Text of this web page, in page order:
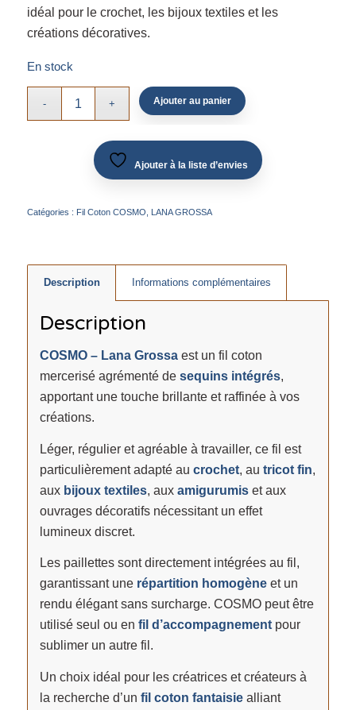
idéal pour le crochet, les bijoux textiles et les
créations décoratives.
En stock
Ajouter au panier
Ajouter à la liste d’envies
Catégories : Fil Coton COSMO, LANA GROSSA
Description Informations complémentaires
Description
COSMO – Lana Grossaest un fil coton
mercerisé agrémenté de sequins intégrés,
apportant une touche brillante et raffinée à vos
créations.
Léger, régulier et agréable à travailler, ce fil est
particulièrement adapté au crochet, au tricot fin,
aux bijoux textiles, aux amigurumiset aux
ouvrages décoratifs nécessitant un effet
lumineux discret.
Les paillettes sont directement intégrées au fil,
garantissant une répartition homogèneet un
rendu élégant sans surcharge. COSMO peut être
utilisé seul ou en fil d’accompagnementpour
sublimer un autre fil.
Un choix idéal pour les créatrices et créateurs à
la recherche d’un fil coton fantaisiealliant